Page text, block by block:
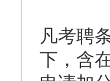
凡考聘
下，含